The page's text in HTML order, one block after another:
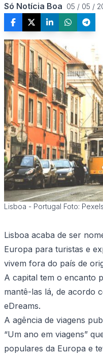
Só Notícia Boa 05 / 05 /
Lisboa - Portugal Foto: Pexels
Lisboa acaba de ser
Europa para turistas e
vivem fora do país de
A capital tem o encanto
mantê-las lá, de acordo
eDreams.
A agência de viagens
“Um ano em viagens”
populares da Europa e